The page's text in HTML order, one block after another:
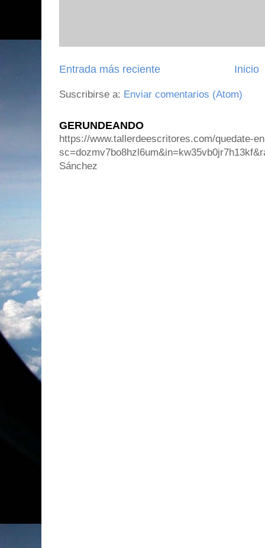
Entrada más reciente Inicio
Suscribirse a: Enviar comentarios (Atom)
GERUNDEANDO
https://www.tallerdeescritores.com/quedate-
Sánchez